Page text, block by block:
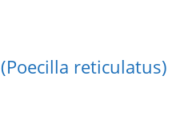
reticulatus)